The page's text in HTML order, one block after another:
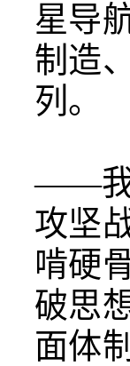
星导
制造
列。
——我
攻坚
啃硬
破思
面体